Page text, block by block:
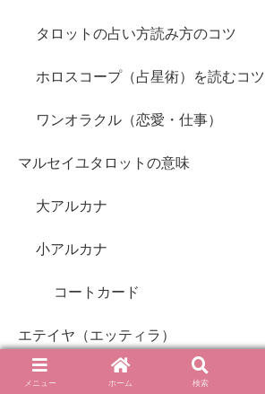
タロットの占い方読み方のコツ
ホロスコープ（占星術）を読むコツ
ワンオラクル（恋愛・仕事）
マルセイユタロットの意味
大アルカナ
小アルカナ
コートカード
エテイヤ（エッティラ）
おすすめ本
メニュー ホーム 検索